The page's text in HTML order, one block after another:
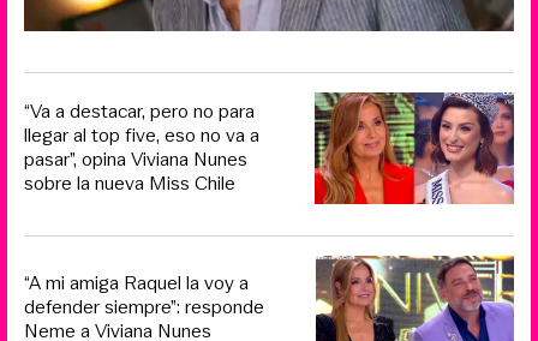
“Va a destacar, pero no para
llegar al top five, eso no va a
pasar”, opina Viviana Nunes
sobre la nueva Miss Chile
“A mi amiga Raquel la voy a
defender siempre”: responde
Neme a Viviana Nunes